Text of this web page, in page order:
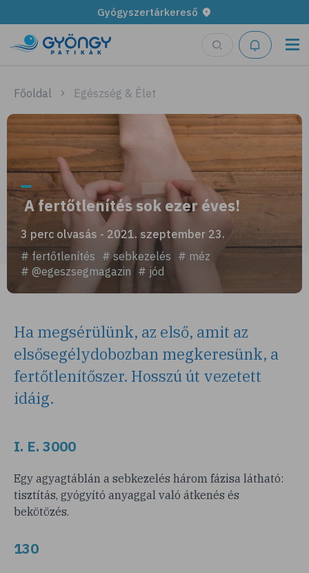
Gyógyszertárkereső
Főoldal Egészség & Élet
A fertőtlenítés sok ezer éves!
3 perc olvasás - 2021. szeptember 23.
# fertőtlenítés # sebkezelés # méz
# @egeszsegmagazin # jód
Ha megsérülünk, az első, amit az
elsősegélydobozban megkeresünk, a
fertőtlenítőszer. Hosszú út vezetett
idáig.
I. E. 3000
Egy agyagtáblán a sebkezelés három fázisa látható:
tisztítás, gyógyító anyaggal való átkenés és
bekötözés.
130